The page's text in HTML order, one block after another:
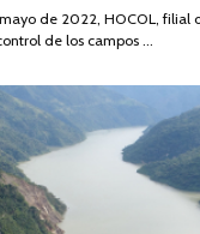
2026
de 2022, HOCOL, filial
de los campos …